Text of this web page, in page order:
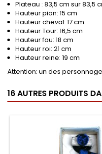
Plateau : 83,5 cm sur 83,5
Hauteur pion: 15 cm
Hauteur cheval: 17 cm
Hauteur Tour: 16,5 cm
Hauteur fou: 18 cm
Hauteur roi: 21 cm
Hauteur reine: 19 cm
Attention: un des
16 AUTRES PRODUITS